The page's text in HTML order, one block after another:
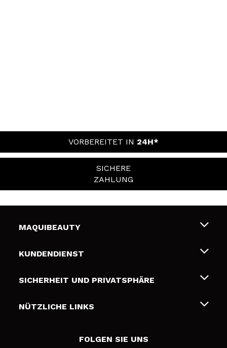
VORBEREITET IN 24H*
SICHERE
ZAHLUNG
MAQUIBEAUTY
Über uns
Geschenkkarten
KUNDENDIENST
Liefer- und Versandkosten
Zahlung
SICHERHEIT UND PRIVATSPHÄRE
Bedingungen und Datenschutz
NÜTZLICHE LINKS
FOLGEN SIE UNS